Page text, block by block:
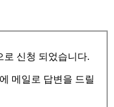
로 신청 되었습니다.
메일로 답변을 드릴